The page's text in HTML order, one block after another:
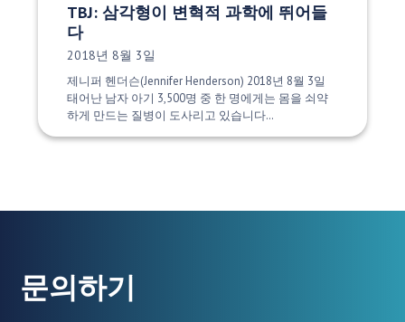
TBJ: 삼각형이 변혁적 과학에 뛰어들
다
게시 날짜:
2018년 8월 3일
제니퍼 헨더슨(Jennifer Henderson) 2018년 8월 3일
태어난 남자 아기 3,500명 중 한 명에게는 몸을 쇠약
하게 만드는 질병이 도사리고 있습니다…
문의하기